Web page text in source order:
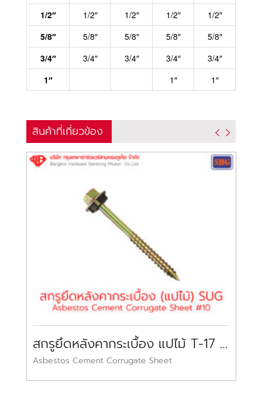
1/2″
1/2″ 1/2″ 1/2″
1/2″
5/8″
5/8″ 5/8″ 5/8″
5/8″
3/4″
3/4″ 3/4″ 3/4″
3/4″
1″
1″ 1″
สินค้าที่เกี่ยวข้อง
สกรูยึดหลังคากระเบื้อง แปไม้ T-17 เอส.ยู.จี
Asbestos Cement Corrugate Sheet